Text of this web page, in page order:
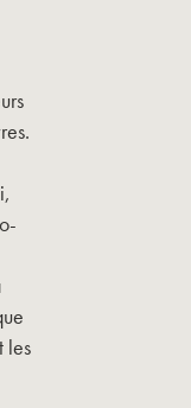
les